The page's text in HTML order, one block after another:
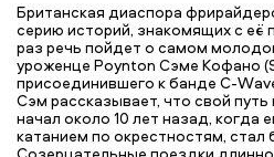
Британская диаспора
серию историй, знакомящих с её
раз речь пойдет о самом
уроженце Poynton Сэме Кофано
присоединившего к банде C-
Сэм рассказывает, что свой путь
начал около 10 лет назад, когда
катанием по окрестностям, стал